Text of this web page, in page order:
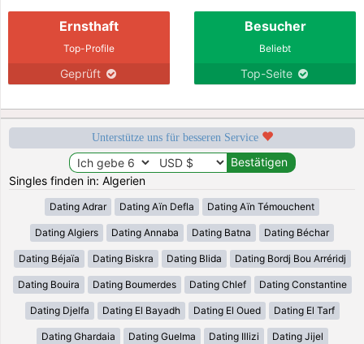
Ernsthaft
Top-Profile
Geprüft
Besucher
Beliebt
Top-Seite
Unterstütze uns für besseren Service
Singles finden in: Algerien
Dating Adrar Dating Aïn Defla Dating Aïn Témouchent
Dating Algiers Dating Annaba Dating Batna Dating Béchar
Dating Béjaïa Dating Biskra Dating Blida Dating Bordj Bou Arréridj
Dating Bouira Dating Boumerdes Dating Chlef Dating Constantine
Dating Djelfa Dating El Bayadh Dating El Oued Dating El Tarf
Dating Ghardaia Dating Guelma Dating Illizi Dating Jijel